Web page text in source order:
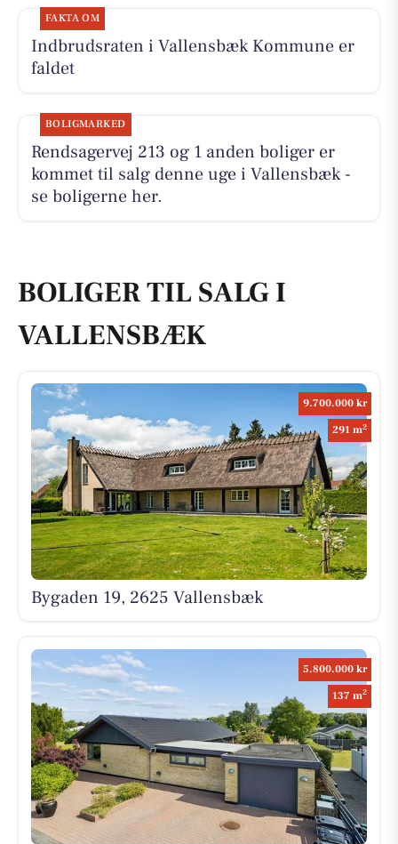
FAKTA OM
Indbrudsraten i Vallensbæk Kommune er
faldet
BOLIGMARKED
Rendsagervej 213 og 1 anden boliger er
kommet til salg denne uge i Vallensbæk -
se boligerne her.
BOLIGER TIL SALG I
VALLENSBÆK
9.700.000 kr
291 m2
Bygaden 19, 2625 Vallensbæk
5.800.000 kr
137 m2